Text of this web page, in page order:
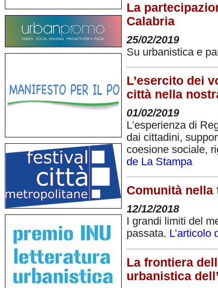
La
Calabria
25/02/2019
Su urbanistica e
L’esercito dei
città nella
01/02/2019
L’esperienza di
dai cittadini,
coesione sociale,
de La Stampa
Comunità
12/12/2018
I grandi limiti del
passata. L’articolo
La frontiera
urbanistica